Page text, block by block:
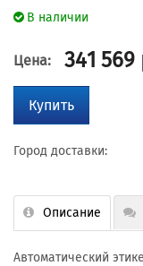
В наличии
Цена: 341 569
Купить
Город доставки:
Описание
Автоматический